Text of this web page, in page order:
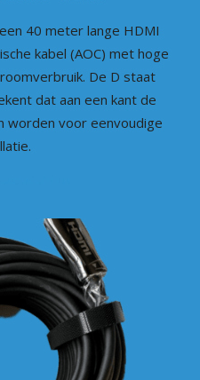
40 meter lange HDMI
kabel (AOC) met hoge
De D staat
dat aan een kant de
worden voor eenvoudige